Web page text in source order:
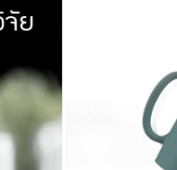
าลัย
ที่เขียวสดใส หนาแน่น
อง (URBAN FOREST)
AGRICULTURE)
ได้ประมาณ 1,400 ไร่
ย